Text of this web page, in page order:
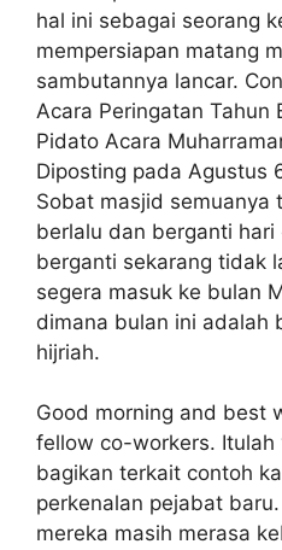
hal ini sebagai seorang
mempersiapan matang
sambutannya lancar.
Acara Peringatan Tahun
Pidato Acara
Diposting pada Agustus
Sobat masjid semuanya
berlalu dan berganti hari
berganti sekarang tidak
segera masuk ke bulan
dimana bulan ini adalah
hijriah.
Good morning and best
fellow co-workers. Itulah
bagikan terkait contoh
perkenalan pejabat
mereka masih merasa